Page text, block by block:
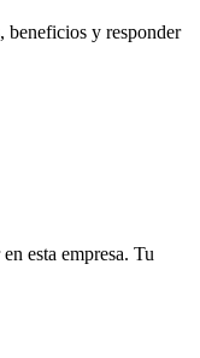
beneficios y responder
esta empresa. Tu